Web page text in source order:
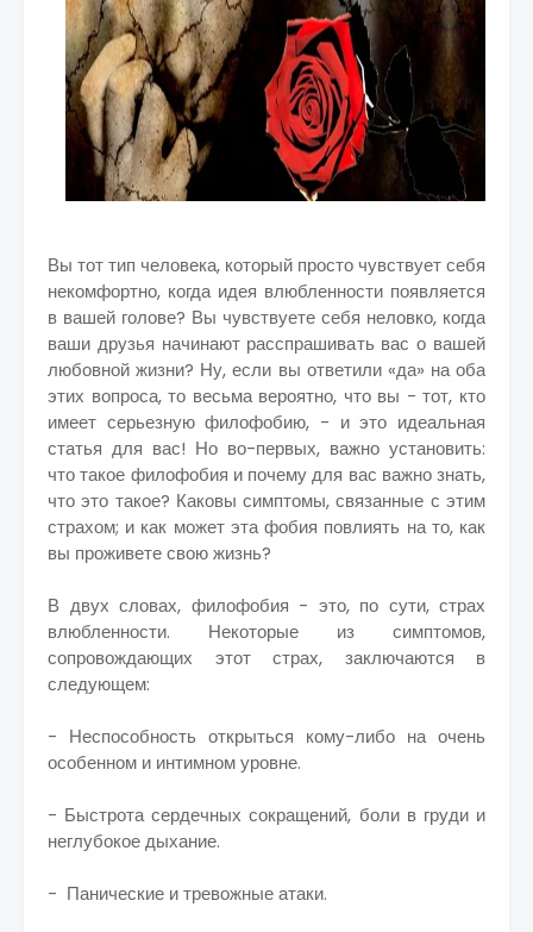
Вы тот тип человека, который просто чувствует себя
некомфортно, когда идея влюбленности появляется
в вашей голове? Вы чувствуете себя неловко, когда
ваши друзья начинают расспрашивать вас о вашей
любовной жизни? Ну, если вы ответили «да» на оба
этих вопроса, то весьма вероятно, что вы - тот, кто
имеет серьезную филофобию, - и это идеальная
статья для вас! Но во-первых, важно установить:
что такое филофобия и почему для вас важно знать,
что это такое? Каковы симптомы, связанные с этим
страхом; и как может эта фобия повлиять на то, как
вы проживете свою жизнь?
В двух словах, филофобия - это, по сути, страх
влюбленности. Некоторые из симптомов,
сопровождающих этот страх, заключаются в
следующем:
- Неспособность открыться кому-либо на очень
особенном и интимном уровне.
- Быстрота сердечных сокращений, боли в груди и
неглубокое дыхание.
- Панические и тревожные атаки.